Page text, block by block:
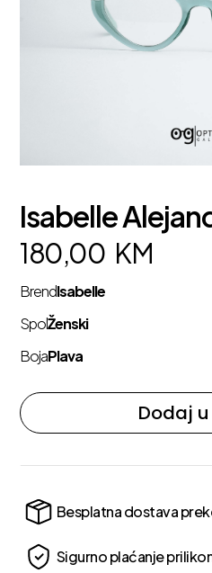
Isabelle
180,00 KM
BrendIsabelle
SpolŽenski
BojaPlava
Dodaj
Besplatna dostava
Sigurno plaćanje